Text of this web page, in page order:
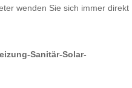
wenden Sie sich immer direkt
Sanitär-Solar-